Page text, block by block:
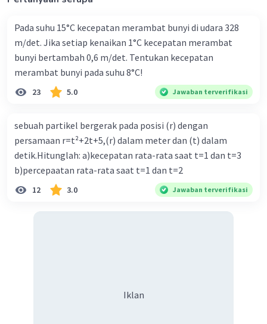
Pada suhu 15°C kecepatan merambat bunyi di udara 328
m/det. Jika setiap kenaikan 1°C kecepatan merambat
bunyi bertambah 0,6 m/det. Tentukan kecepatan
merambat bunyi pada suhu 8°C!
23 5.0 Jawaban terverifikasi
sebuah partikel bergerak pada posisi (r) dengan
persamaan r=t²+2t+5,(r) dalam meter dan (t) dalam
detik.Hitunglah: a)kecepatan rata-rata saat t=1 dan t=3
b)percepaatan rata-rata saat t=1 dan t=2
12 3.0 Jawaban terverifikasi
Iklan